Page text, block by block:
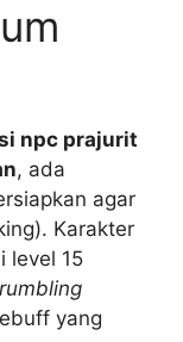
npc prajurit
, ada
agar
Karakter
level 15
yang